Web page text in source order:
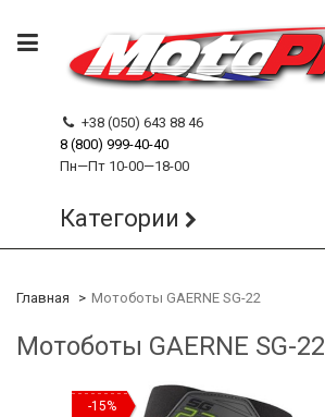
+38 (050) 643 88 46
8 (800) 999-40-40
Пн—Пт 10-00—18-00
Категории
Главная Мотоботы GAERNE SG-22
Мотоботы GAERNE SG-22
-15%